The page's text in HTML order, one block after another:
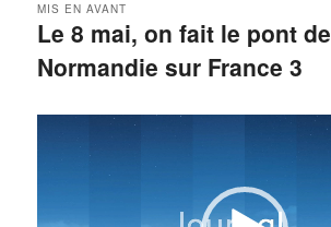
Le 8 mai, on fait le pont de
Normandie sur France 3
MIS EN AVANT